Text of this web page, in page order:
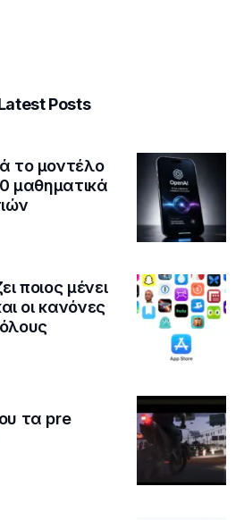
Posts
το μοντέλο
μαθηματικά
ποιος μένει
οι κανόνες
όλους
τα pre